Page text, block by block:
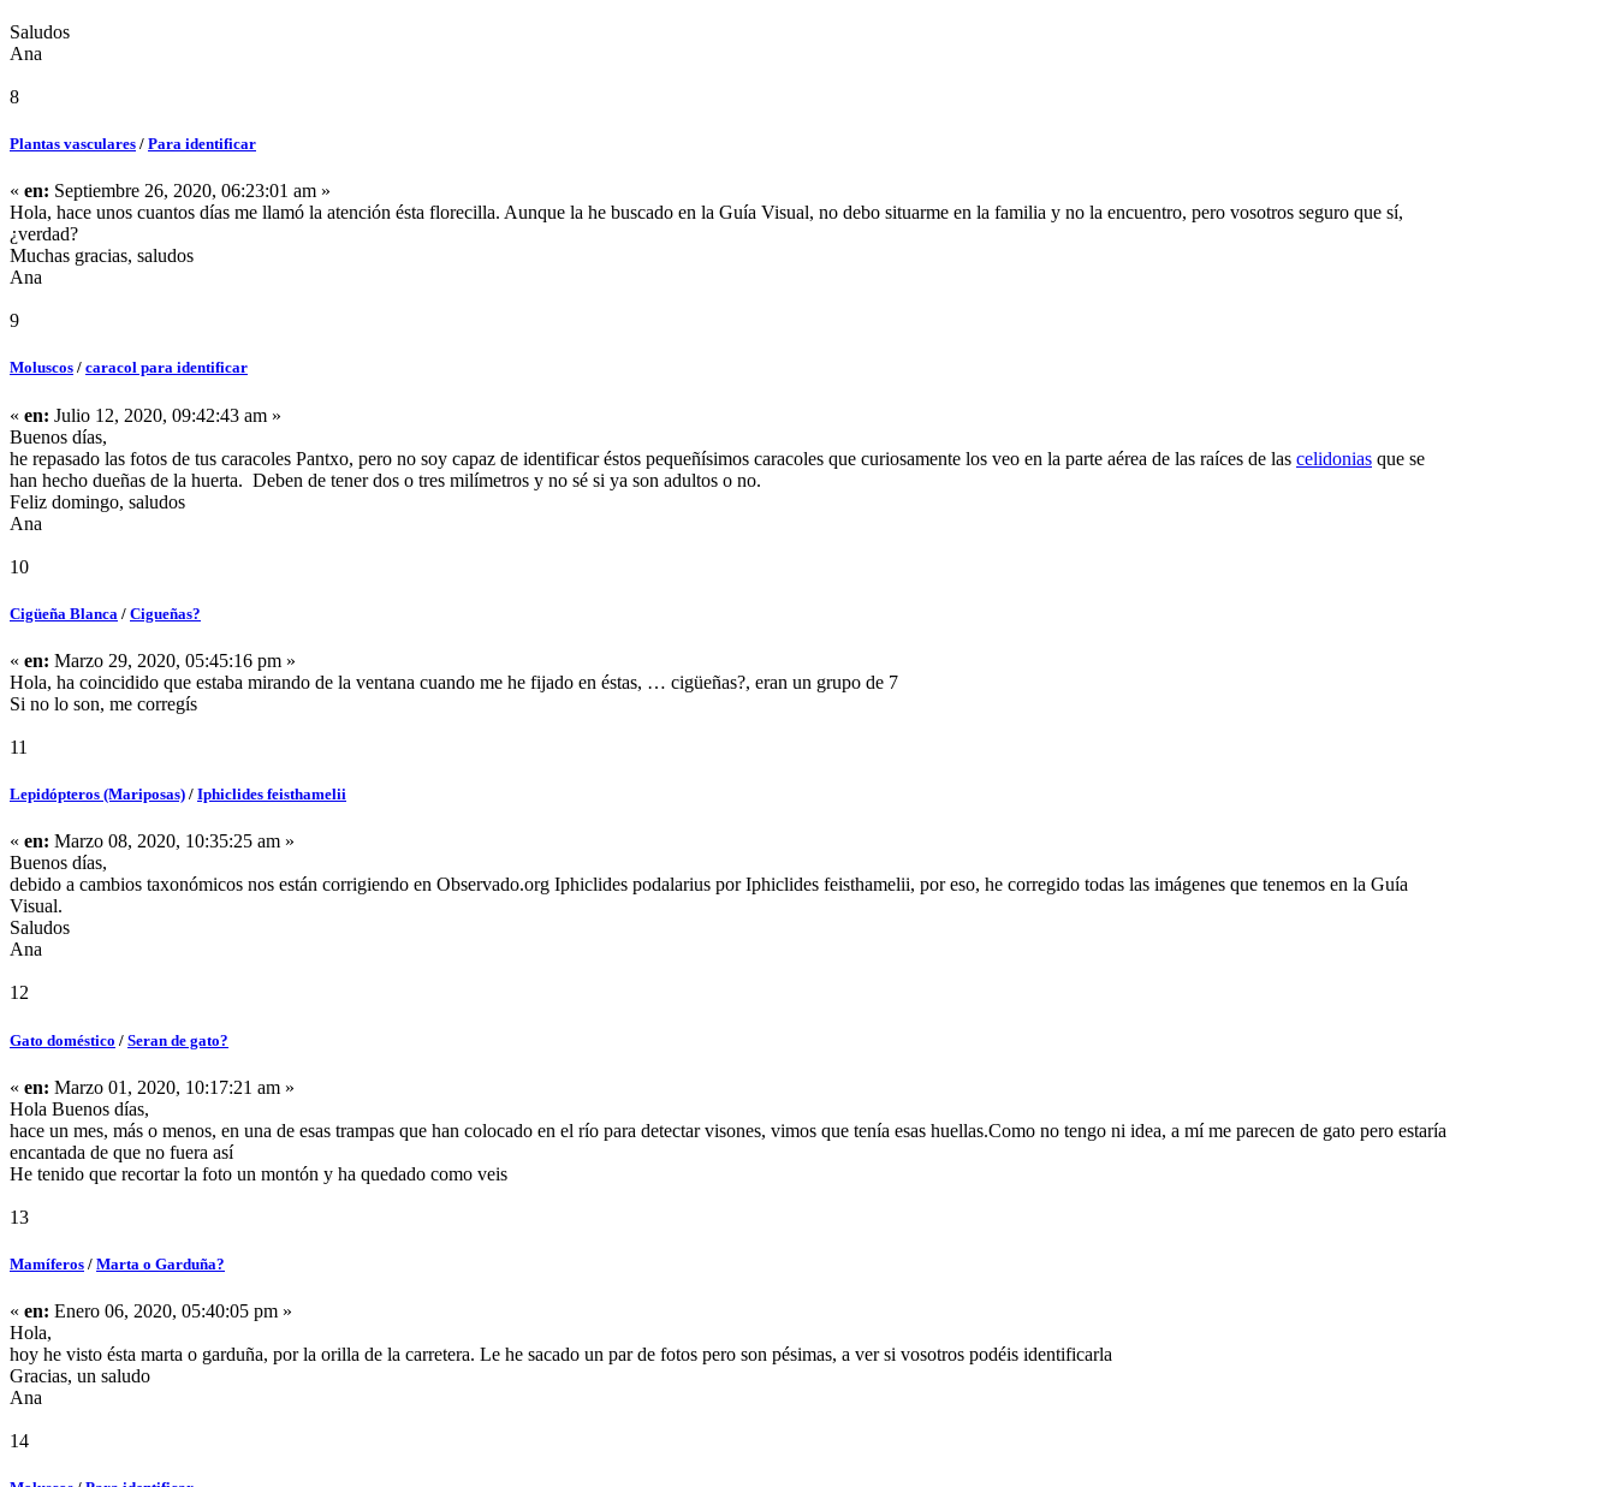
Saludos
Ana
8
Plantas vasculares / Para identificar
« en: Septiembre 26, 2020, 06:23:01 am »
Hola, hace unos cuantos días me llamó la atención ésta florecilla. Aunque la he buscado en la Guía Visual, no debo situarme en la familia y no la encuentro, pero vosotros seguro que sí,
¿verdad?
Muchas gracias, saludos
Ana
9
Moluscos / caracol para identificar
« en: Julio 12, 2020, 09:42:43 am »
Buenos días,
he repasado las fotos de tus caracoles Pantxo, pero no soy capaz de identificar éstos pequeñísimos caracoles que curiosamente los veo en la parte aérea de las raíces de las celidonias que se
han hecho dueñas de la huerta. Deben de tener dos o tres milímetros y no sé si ya son adultos o no.
Feliz domingo, saludos
Ana
10
Cigüeña Blanca / Cigueñas?
« en: Marzo 29, 2020, 05:45:16 pm »
Hola, ha coincidido que estaba mirando de la ventana cuando me he fijado en éstas, … cigüeñas?, eran un grupo de 7
Si no lo son, me corregís
11
Lepidópteros (Mariposas) / Iphiclides feisthamelii
« en: Marzo 08, 2020, 10:35:25 am »
Buenos días,
debido a cambios taxonómicos nos están corrigiendo en Observado.org Iphiclides podalarius por Iphiclides feisthamelii, por eso, he corregido todas las imágenes que tenemos en la Guía
Visual.
Saludos
Ana
12
Gato doméstico / Seran de gato?
« en: Marzo 01, 2020, 10:17:21 am »
Hola Buenos días,
hace un mes, más o menos, en una de esas trampas que han colocado en el río para detectar visones, vimos que tenía esas huellas.Como no tengo ni idea, a mí me parecen de gato pero estaría
encantada de que no fuera así
He tenido que recortar la foto un montón y ha quedado como veis
13
Mamíferos / Marta o Garduña?
« en: Enero 06, 2020, 05:40:05 pm »
Hola,
hoy he visto ésta marta o garduña, por la orilla de la carretera. Le he sacado un par de fotos pero son pésimas, a ver si vosotros podéis identificarla
Gracias, un saludo
Ana
14